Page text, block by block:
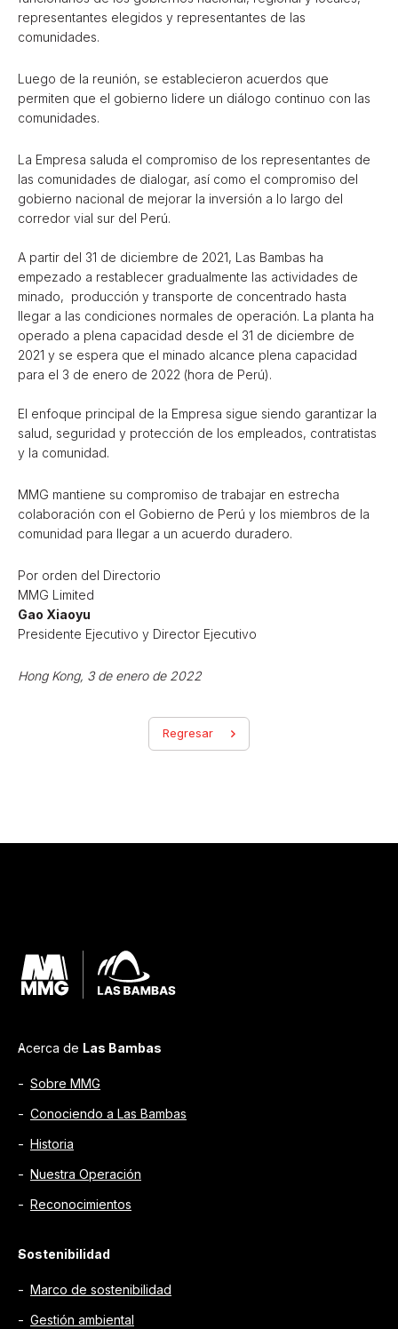
representantes elegidos y representantes de las
comunidades.
Luego de la reunión, se establecieron acuerdos que
permiten que el gobierno lidere un diálogo continuo con las
comunidades.
La Empresa saluda el compromiso de los representantes de
las comunidades de dialogar, así como el compromiso del
gobierno nacional de mejorar la inversión a lo largo del
corredor vial sur del Perú.
A partir del 31 de diciembre de 2021, Las Bambas ha
empezado a restablecer gradualmente las actividades de
minado, producción y transporte de concentrado hasta
llegar a las condiciones normales de operación. La planta ha
operado a plena capacidad desde el 31 de diciembre de
2021 y se espera que el minado alcance plena capacidad
para el 3 de enero de 2022 (hora de Perú).
El enfoque principal de la Empresa sigue siendo garantizar la
salud, seguridad y protección de los empleados, contratistas
y la comunidad.
MMG mantiene su compromiso de trabajar en estrecha
colaboración con el Gobierno de Perú y los miembros de la
comunidad para llegar a un acuerdo duradero.
Por orden del Directorio
MMG Limited
Gao Xiaoyu
Presidente Ejecutivo y Director Ejecutivo
Hong Kong, 3 de enero de 2022
Regresar
Acerca de Las Bambas
Sobre MMG
Conociendo a Las Bambas
Historia
Nuestra Operación
Reconocimientos
Sostenibilidad
Marco de sostenibilidad
Gestión ambiental